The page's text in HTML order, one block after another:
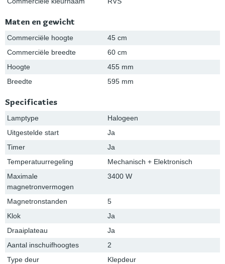
Maten en gewicht
Commerciële hoogte
45 cm
Commerciële breedte
60 cm
Hoogte
455 mm
Breedte
595 mm
Specificaties
Lamptype
Halogeen
Uitgestelde start
Ja
Timer
Ja
Temperatuurregeling
Mechanisch + Elektronisch
Maximale
magnetronvermogen
3400 W
Magnetronstanden
5
Klok
Ja
Draaiplateau
Ja
Aantal inschuifhoogtes
2
Type deur
Klepdeur